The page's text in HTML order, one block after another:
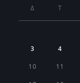
Δ Τ
3 4
10 11